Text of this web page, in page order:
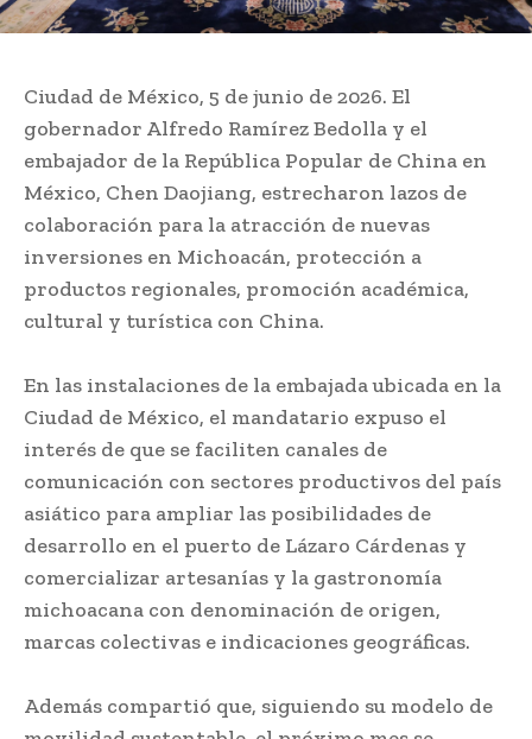
Ciudad de México, 5 de junio de 2026. El
gobernador Alfredo Ramírez Bedolla y el
embajador de la República Popular de China en
México, Chen Daojiang, estrecharon lazos de
colaboración para la atracción de nuevas
inversiones en Michoacán, protección a
productos regionales, promoción académica,
cultural y turística con China.
En las instalaciones de la embajada ubicada en la
Ciudad de México, el mandatario expuso el
interés de que se faciliten canales de
comunicación con sectores productivos del país
asiático para ampliar las posibilidades de
desarrollo en el puerto de Lázaro Cárdenas y
comercializar artesanías y la gastronomía
michoacana con denominación de origen,
marcas colectivas e indicaciones geográficas.
Además compartió que, siguiendo su modelo de